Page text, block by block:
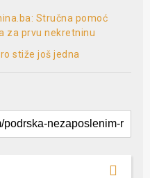
Stručna pomoć
za prvu nekretninu
stiže još jedna